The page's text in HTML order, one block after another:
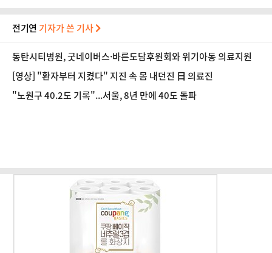
전기연 기자가 쓴 기사
동탄시티병원, 굿네이버스·바른도담후원회와 위기아동 의료지원
[영상] "환자부터 지켰다" 지진 속 몸 내던진 日 의료진
"노원구 40.2도 기록"...서울, 8년 만에 40도 돌파